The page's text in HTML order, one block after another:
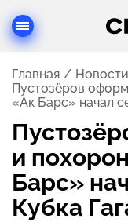
Главная Новости
Пустозёров
«Ак Барс» начал
и
Барс»
Кубка